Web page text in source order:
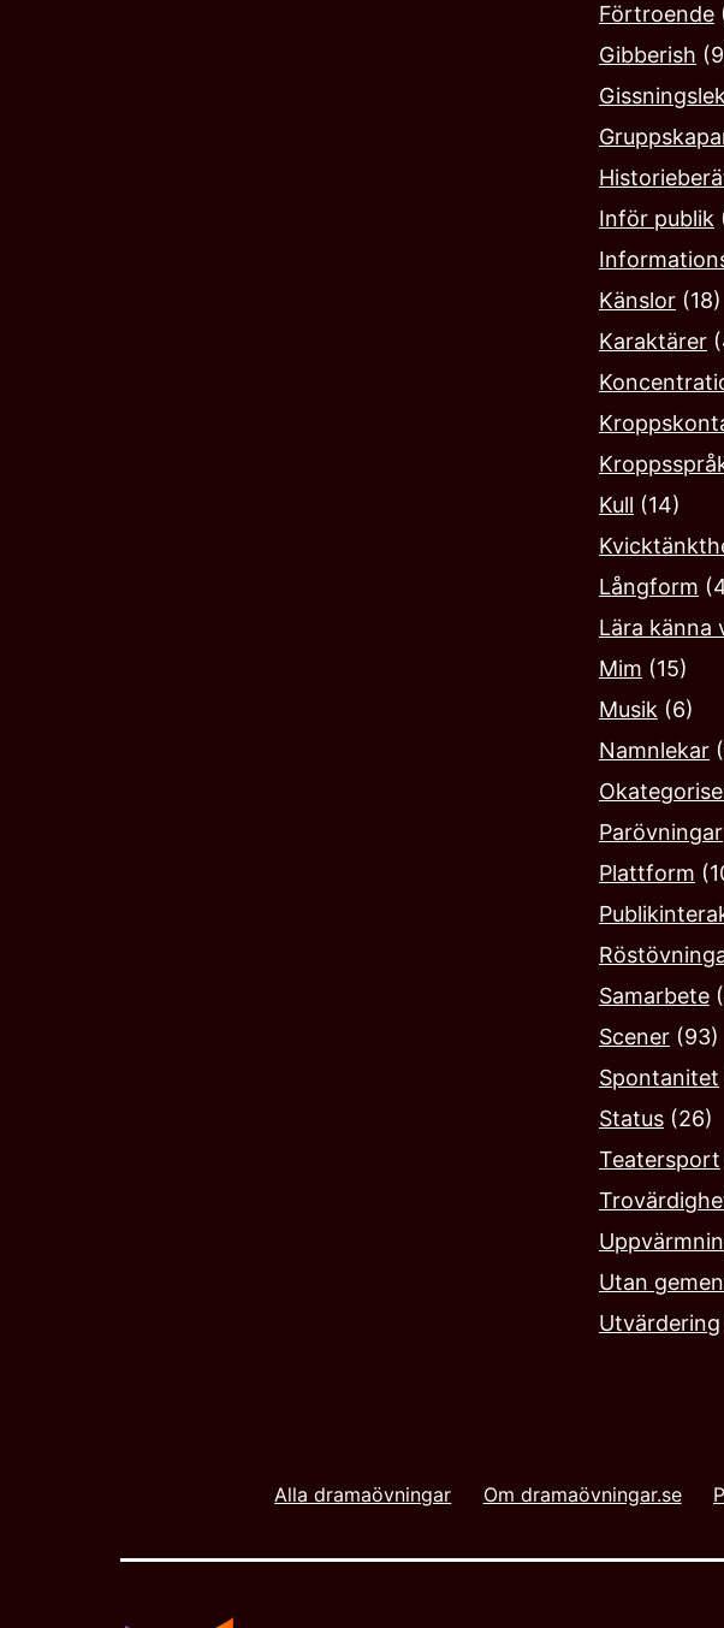
Förtroende
Gibberish
Inför publik
Känslor (18)
Karaktärer
Kull (14)
Långform
Lära känna
Mim (15)
Musik (6)
Namnlekar‎
Parövningar
Plattform
Samarbete
Scener (93)
Spontanitet
Status (26)
Teatersport
Utan
Utvärdering
Alla dramaövningar Om dramaövningar.se